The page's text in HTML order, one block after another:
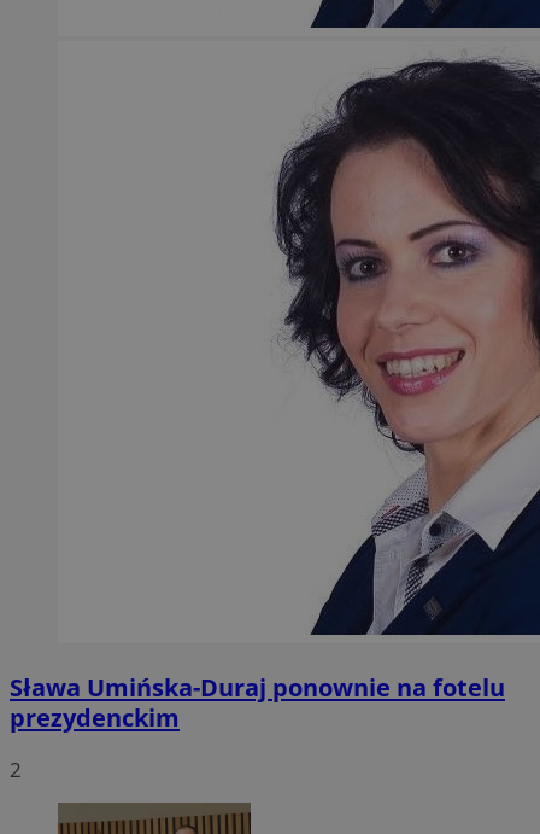
Sława Umińska-Duraj ponownie na fotelu
prezydenckim
2